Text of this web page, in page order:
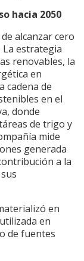
hacia 2050
alcanzar cero
La estrategia
renovables, la
en
cadena de
en el
donde
de trigo y
mide
generada
a la
en
en
de fuentes